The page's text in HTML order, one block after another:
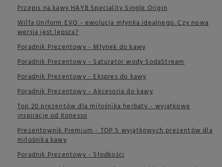
Przepis na kawy HAYB Speciality Single Origin
Wilfa Uniform EVO - ewolucja młynka idealnego. Czy nowa
wersja jest lepsza?
Poradnik Prezentowy - Młynek do kawy
Poradnik Prezentowy - Saturator wody SodaStream
Poradnik Prezentowy - Ekspres do kawy
Poradnik Prezentowy - Akcesoria do kawy
Top 20 prezentów dla miłośnika herbaty - wyjątkowe
inspiracje od Konesso
Prezentownik Premium - TOP 5 wyjątkowych prezentów dla
miłośnika kawy
Poradnik Prezentowy - Słodkości